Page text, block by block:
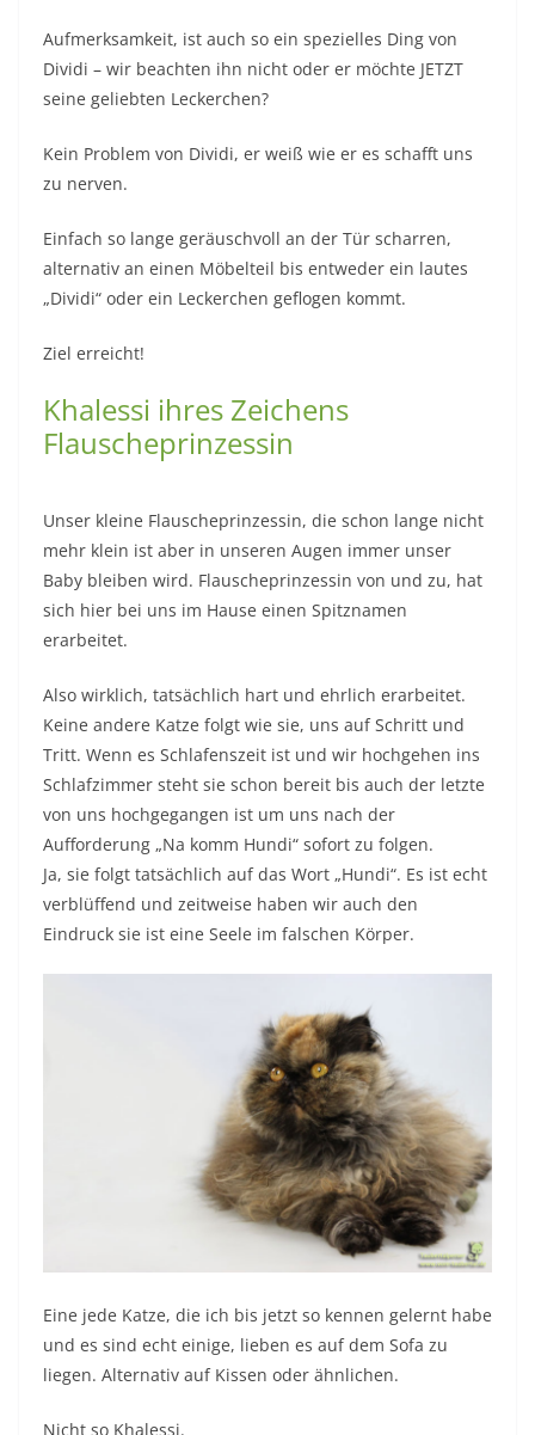
Aufmerksamkeit, ist auch so ein spezielles Ding von
Dividi – wir beachten ihn nicht oder er möchte JETZT
seine geliebten Leckerchen?
Kein Problem von Dividi, er weiß wie er es schafft uns
zu nerven.
Einfach so lange geräuschvoll an der Tür scharren,
alternativ an einen Möbelteil bis entweder ein lautes
„Dividi“ oder ein Leckerchen geflogen kommt.
Ziel erreicht!
Khalessi ihres Zeichens
Flauscheprinzessin
Unser kleine Flauscheprinzessin, die schon lange nicht
mehr klein ist aber in unseren Augen immer unser
Baby bleiben wird. Flauscheprinzessin von und zu, hat
sich hier bei uns im Hause einen Spitznamen
erarbeitet.
Also wirklich, tatsächlich hart und ehrlich erarbeitet.
Keine andere Katze folgt wie sie, uns auf Schritt und
Tritt. Wenn es Schlafenszeit ist und wir hochgehen ins
Schlafzimmer steht sie schon bereit bis auch der letzte
von uns hochgegangen ist um uns nach der
Aufforderung „Na komm Hundi“ sofort zu folgen.
Ja, sie folgt tatsächlich auf das Wort „Hundi“. Es ist echt
verblüffend und zeitweise haben wir auch den
Eindruck sie ist eine Seele im falschen Körper.
Eine jede Katze, die ich bis jetzt so kennen gelernt habe
und es sind echt einige, lieben es auf dem Sofa zu
liegen. Alternativ auf Kissen oder ähnlichen.
Nicht so Khalessi.